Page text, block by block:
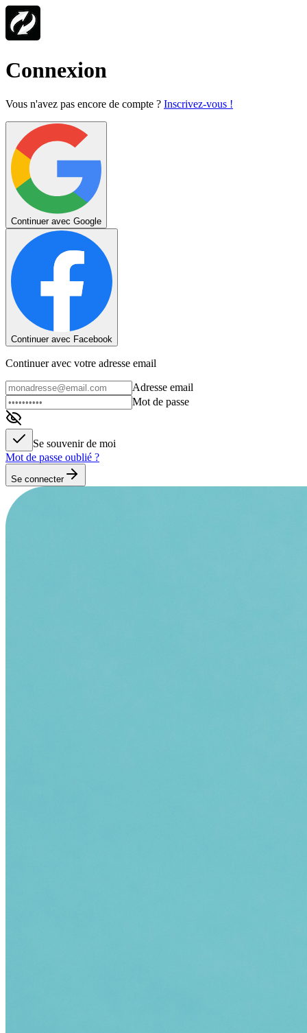
Connexion
Vous n'avez pas encore de compte ? Inscrivez-vous !
Continuer avec Google
Continuer avec Facebook
Continuer avec votre adresse email
Adresse email
Mot de passe
Se souvenir de moi
Mot de passe oublié ?
Se connecter